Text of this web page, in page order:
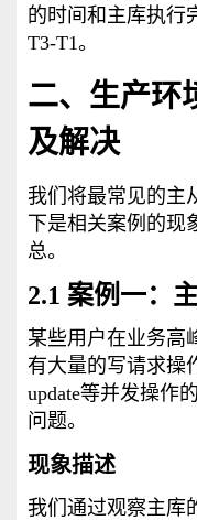
的时间和主库执行
T3-T1。
二、生产环
及解决
我们将最常见的主
下是相关案例的现
总。
2.1 案例一：
某些用户在业务高
有大量的写请求操
update等并发操作
问题。
现象描述
我们通过观察主库